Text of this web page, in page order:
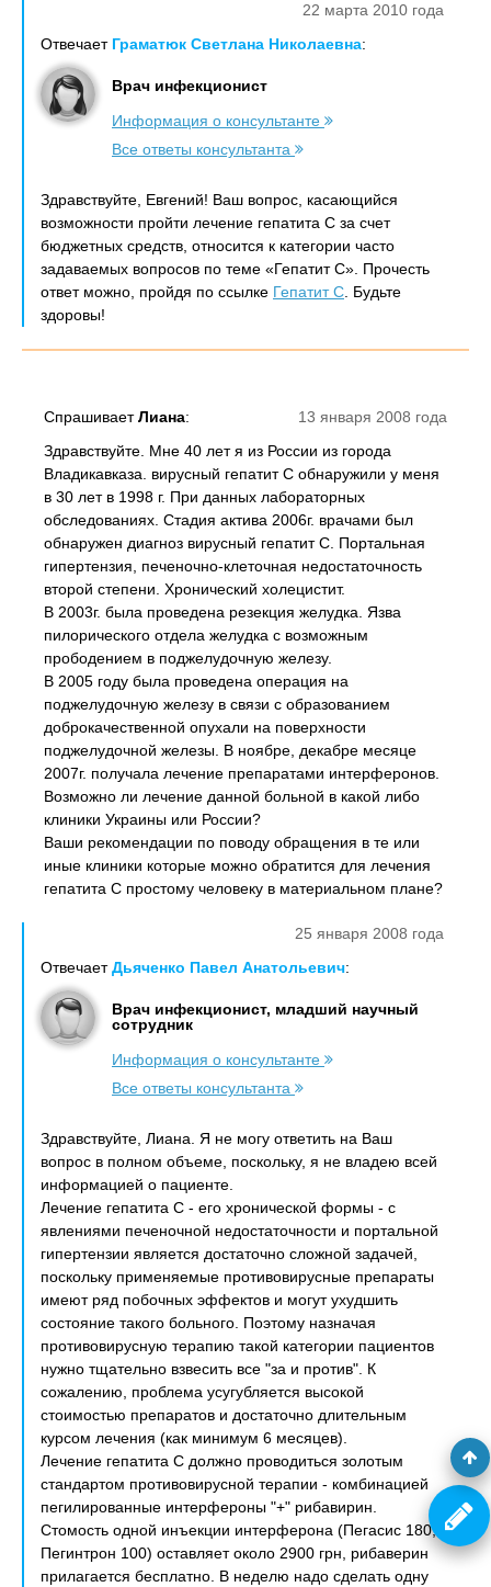
22 марта 2010 года
Отвечает Граматюк Светлана Николаевна:
Врач инфекционист
Информация о консультанте
Все ответы консультанта
Здравствуйте, Евгений! Ваш вопрос, касающийся
возможности пройти лечение гепатита С за счет
бюджетных средств, относится к категории часто
задаваемых вопросов по теме «Гепатит С». Прочесть
ответ можно, пройдя по ссылке Гепатит С . Будьте
здоровы!
13 января 2008 года
СпрашиваетЛиана:
Здравствуйте. Мне 40 лет я из России из города
Владикавказа. вирусный гепатит С обнаружили у меня
в 30 лет в 1998 г. При данных лабораторных
обследованиях. Стадия актива 2006г. врачами был
обнаружен диагноз вирусный гепатит С. Портальная
гипертензия, печеночно-клеточная недостаточность
второй степени. Хронический холецистит.
В 2003г. была проведена резекция желудка. Язва
пилорического отдела желудка с возможным
прободением в поджелудочную железу.
В 2005 году была проведена операция на
поджелудочную железу в связи с образованием
доброкачественной опухали на поверхности
поджелудочной железы. В ноябре, декабре месяце
2007г. получала лечение препаратами интерферонов.
Возможно ли лечение данной больной в какой либо
клиники Украины или России?
Ваши рекомендации по поводу обращения в те или
иные клиники которые можно обратится для лечения
гепатита С простому человеку в материальном плане?
25 января 2008 года
ОтвечаетДьяченко Павел Анатольевич:
Врач инфекционист, младший научный
сотрудник
Информация о консультанте
Все ответы консультанта
Здравствуйте, Лиана. Я не могу ответить на Ваш
вопрос в полном объеме, поскольку, я не владею всей
информацией о пациенте.
Лечение гепатита С - его хронической формы - с
явлениями печеночной недостаточности и портальной
гипертензии является достаточно сложной задачей,
поскольку применяемые противовирусные препараты
имеют ряд побочных эффектов и могут ухудшить
состояние такого больного. Поэтому назначая
противовирусную терапию такой категории пациентов
нужно тщательно взвесить все "за и против". К
сожалению, проблема усугубляется высокой
стоимостью препаратов и достаточно длительным
курсом лечения (как минимум 6 месяцев).
Лечение гепатита С должно проводиться золотым
стандартом противовирусной терапии - комбинацией
пегилированные интерфероны "+" рибавирин.
Стомость одной инъекции интерферона (Пегасис 180,
Пегинтрон 100) оставляет около 2900 грн, рибаверин
прилагается бесплатно. В неделю надо сделать одну